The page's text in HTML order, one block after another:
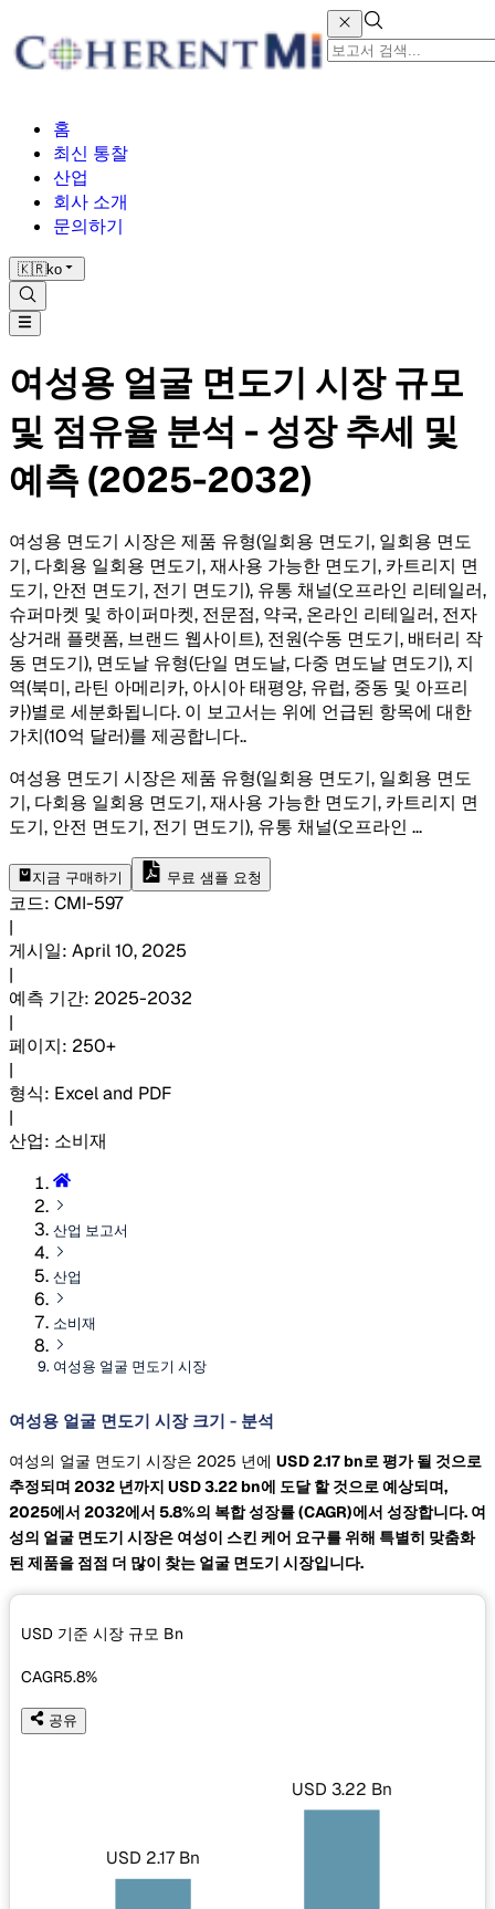
홈
최신 통찰
산업
회사 소개
문의하기
🇰🇷ko
여성용 얼굴 면도기 시장 규모
및 점유율 분석 - 성장 추세 및
예측 (2025-2032)
여성용 면도기 시장은 제품 유형(일회용 면도기, 일회용 면도
기, 다회용 일회용 면도기, 재사용 가능한 면도기, 카트리지 면
도기, 안전 면도기, 전기 면도기), 유통 채널(오프라인 리테일러,
슈퍼마켓 및 하이퍼마켓, 전문점, 약국, 온라인 리테일러, 전자
상거래 플랫폼, 브랜드 웹사이트), 전원(수동 면도기, 배터리 작
동 면도기), 면도날 유형(단일 면도날, 다중 면도날 면도기), 지
역(북미, 라틴 아메리카, 아시아 태평양, 유럽, 중동 및 아프리
카)별로 세분화됩니다. 이 보고서는 위에 언급된 항목에 대한
가치(10억 달러)를 제공합니다..
여성용 면도기 시장은 제품 유형(일회용 면도기, 일회용 면도
기, 다회용 일회용 면도기, 재사용 가능한 면도기, 카트리지 면
도기, 안전 면도기, 전기 면도기), 유통 채널(오프라인 ...
지금 구매하기 무료 샘플 요청
코드: CMI-597
|
게시일: April 10, 2025
|
예측 기간: 2025-2032
|
페이지: 250+
|
형식: Excel and PDF
|
산업: 소비재
산업 보고서
산업
소비재
여성용 얼굴 면도기 시장
여성용 얼굴 면도기 시장 크기 - 분석
여성의 얼굴 면도기 시장은 2025 년에 USD 2.17 bn로 평가 될 것으로
추정되며 2032 년까지 USD 3.22 bn에 도달 할 것으로 예상되며,
2025에서 2032에서 5.8%의 복합 성장률(CAGR)에서 성장합니다. 여
성의 얼굴 면도기 시장은 여성이 스킨 케어 요구를 위해 특별히 맞춤화
된 제품을 점점 더 많이 찾는 얼굴 면도기 시장입니다.
USD 기준 시장 규모 Bn
CAGR5.8%
공유
USD 2.17 Bn
USD 3.22 Bn